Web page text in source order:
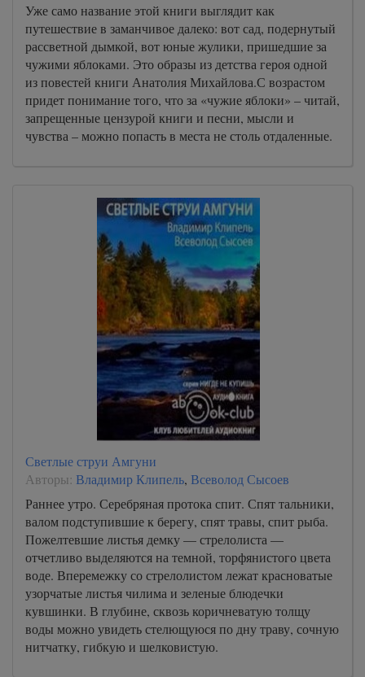
Уже само название этой книги выглядит как
путешествие в заманчивое далеко: вот сад, подернутый
рассветной дымкой, вот юные жулики, пришедшие за
чужими яблоками. Это образы из детства героя одной
из повестей книги Анатолия Михайлова.С возрастом
придет понимание того, что за «чужие яблоки» – читай,
запрещенные цензурой книги и песни, мысли и
чувства – можно попасть в места не столь отдаленные.
Светлые струи Амгуни
Авторы: Владимир Клипель, Всеволод Сысоев
Раннее утро. Серебряная протока спит. Спят тальники,
валом подступившие к берегу, спят травы, спит рыба.
Пожелтевшие листья демку — стрелолиста —
отчетливо выделяются на темной, торфянистого цвета
воде. Вперемежку со стрелолистом лежат красноватые
узорчатые листья чилима и зеленые блюдечки
кувшинки. В глубине, сквозь коричневатую толщу
воды можно увидеть стелющуюся по дну траву, сочную
нитчатку, гибкую и шелковистую.